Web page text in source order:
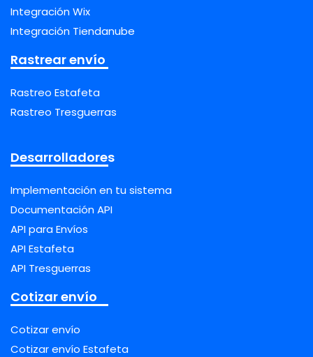
Integración Wix
Integración Tiendanube
Rastrear envío
Rastreo Estafeta
Rastreo Tresguerras
Desarrolladores
Implementación en tu sistema
Documentación API
API para Envíos
API Estafeta
API Tresguerras
Cotizar envío
Cotizar envío
Cotizar envío Estafeta